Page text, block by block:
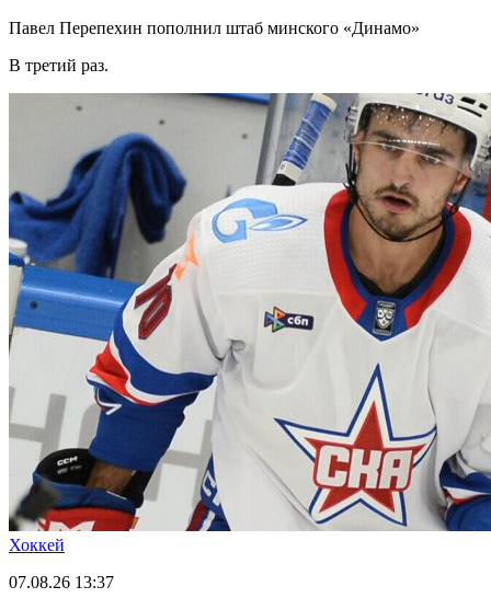
Павел Перепехин пополнил штаб минского «Динамо»
В третий раз.
Хоккей
07.08.26 13:37